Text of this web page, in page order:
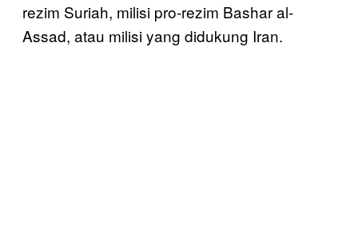
rezim Suriah, milisi pro-rezim Bashar al-
Assad, atau milisi yang didukung Iran.